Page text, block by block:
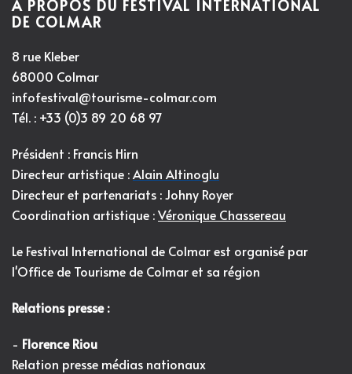
A PROPOS DU FESTIVAL INTERNATIONAL
DE COLMAR
8 rue Kleber
68000 Colmar
infofestival@tourisme-colmar.com
Tél. : +33 (0)3 89 20 68 97
Président : Francis Hirn
Directeur artistique :Alain Altinoglu
Directeur et partenariats : Johny Royer
Coordination artistique :Véronique Chassereau
Le Festival International de Colmar est organisé par
l'Office de Tourisme de Colmar et sa région
Relations presse :
- Florence Riou
Relation presse médias nationaux